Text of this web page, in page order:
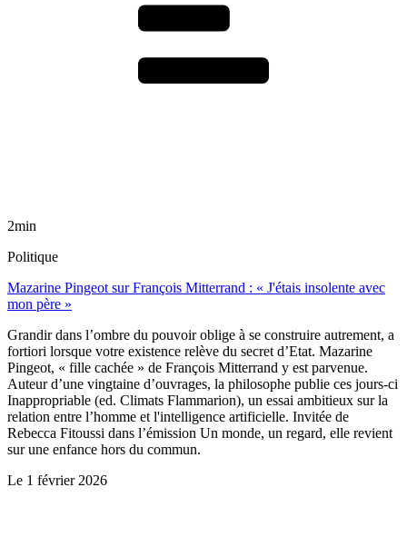
2min
Politique
Mazarine Pingeot sur François Mitterrand : « J'étais insolente avec
mon père »
Grandir dans l’ombre du pouvoir oblige à se construire autrement, a
fortiori lorsque votre existence relève du secret d’Etat. Mazarine
Pingeot, « fille cachée » de François Mitterrand y est parvenue.
Auteur d’une vingtaine d’ouvrages, la philosophe publie ces jours-ci
Inappropriable (ed. Climats Flammarion), un essai ambitieux sur la
relation entre l’homme et l'intelligence artificielle. Invitée de
Rebecca Fitoussi dans l’émission Un monde, un regard, elle revient
sur une enfance hors du commun.
Le 1 février 2026